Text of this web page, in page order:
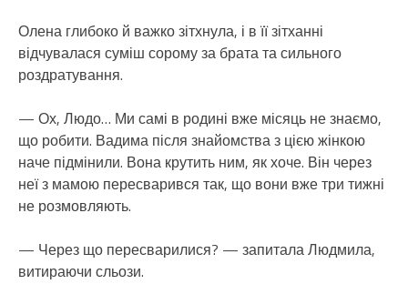
Олена глибоко й важко зітхнула, і в її зітханні
відчувалася суміш сорому за брата та сильного
роздратування.
— Ох, Людо… Ми самі в родині вже місяць не знаємо,
що робити. Вадима після знайомства з цією жінкою
наче підмінили. Вона крутить ним, як хоче. Він через
неї з мамою пересварився так, що вони вже три тижні
не розмовляють.
— Через що пересварилися? — запитала Людмила,
витираючи сльози.